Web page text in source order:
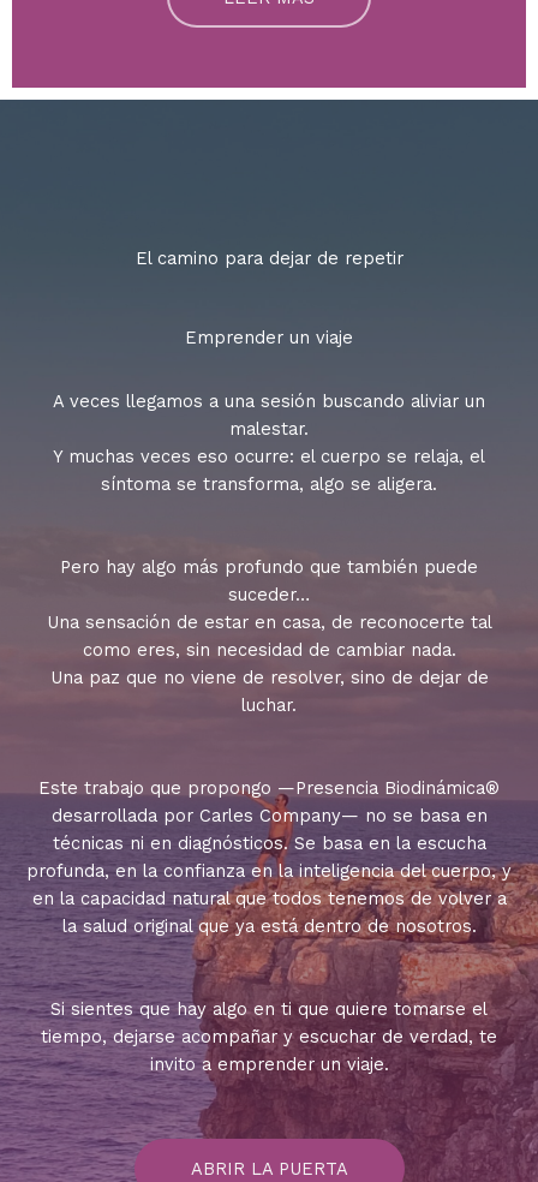
El camino para dejar de repetir
Emprender un viaje
A veces llegamos a una sesión buscando aliviar un
malestar.
Y muchas veces eso ocurre: el cuerpo se relaja, el
síntoma se transforma, algo se aligera.
Pero hay algo más profundo que también puede
suceder…
Una sensación de estar en casa, de reconocerte tal
como eres, sin necesidad de cambiar nada.
Una paz que no viene de resolver, sino de dejar de
luchar.
Este trabajo que propongo —Presencia Biodinámica®
desarrollada por Carles Company— no se basa en
técnicas ni en diagnósticos. Se basa en la escucha
profunda, en la confianza en la inteligencia del cuerpo, y
en la capacidad natural que todos tenemos de volver a
la salud original que ya está dentro de nosotros.
Si sientes que hay algo en ti que quiere tomarse el
tiempo, dejarse acompañar y escuchar de verdad, te
invito a emprender un viaje.
ABRIR LA PUERTA